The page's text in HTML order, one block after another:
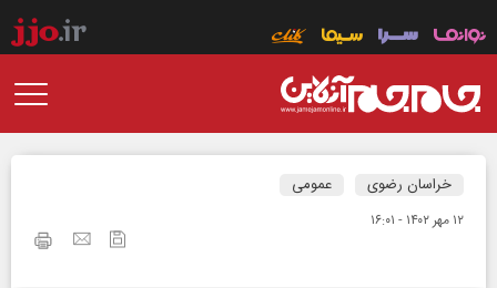
خراسان رضوی عمومی
۱۲ مهر ۱۴۰۲ - ۱۶:۰۱